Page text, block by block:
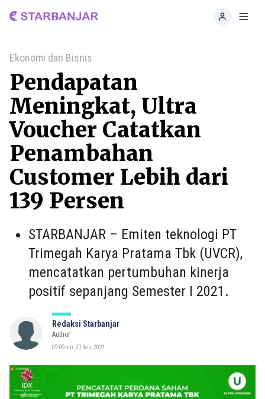
Home
Ekonomi dan Bisnis
Pendapatan
Meningkat, Ultra
Voucher Catatkan
Penambahan
Customer Lebih dari
139 Persen
STARBANJAR – Emiten teknologi PT
Trimegah Karya Pratama Tbk (UVCR),
mencatatkan pertumbuhan kinerja
positif sepanjang Semester I 2021.
Redaksi Starbanjar
Author
09:09pm, 20 Sep, 2021